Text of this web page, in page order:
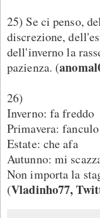
25) Se ci penso,
discrezione,
dell'inverno la
pazienza. (
26)
Inverno: fa freddo
Primavera:
Estate: che afa
Autunno: mi
Non importa la
(Vladinho77,